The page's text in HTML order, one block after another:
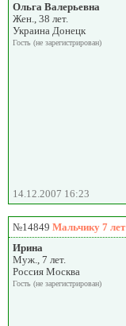
Ольга Валерьевна
Жен., 38 лет.
Украина Донецк
Гость (не зарегистрирован)
14.12.2007 16:23
№14849 Мальчику 7 лет
Ирина
Муж., 7 лет.
Россия Москва
Гость (не зарегистрирован)